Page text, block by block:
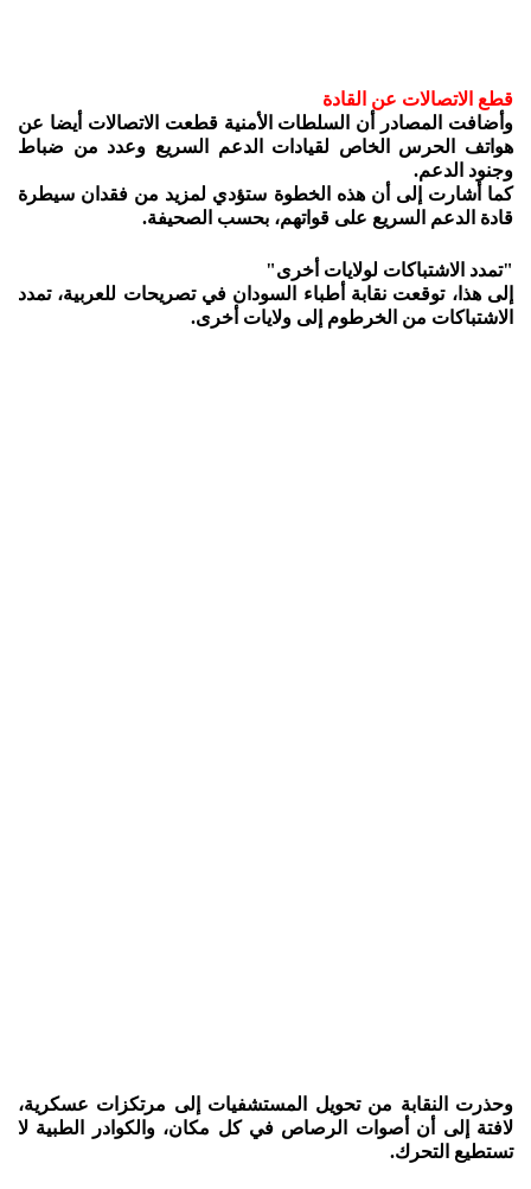
قطع الاتصالات عن القادة
وأضافت المصادر أن السلطات الأمنية قطعت الاتصالات أيضا عن
هواتف الحرس الخاص لقيادات الدعم السريع وعدد من ضباط
وجنود الدعم.
كما أشارت إلى أن هذه الخطوة ستؤدي لمزيد من فقدان سيطرة
قادة الدعم السريع على قواتهم، بحسب الصحيفة.
"تمدد الاشتباكات لولايات أخرى"
إلى هذا، توقعت نقابة أطباء السودان في تصريحات للعربية، تمدد
الاشتباكات من الخرطوم إلى ولايات أخرى.
وحذرت النقابة من تحويل المستشفيات إلى مرتكزات عسكرية،
لافتة إلى أن أصوات الرصاص في كل مكان، والكوادر الطبية لا
تستطيع التحرك.